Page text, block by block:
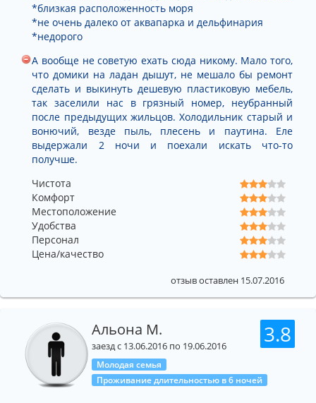
*близкая расположенность моря
*не очень далеко от аквапарка и дельфинария
*недорого
А вообще не советую ехать сюда никому. Мало того,
что домики на ладан дышут, не мешало бы ремонт
сделать и выкинуть дешевую пластиковую мебель,
так заселили нас в грязный номер, неубранный
после предыдущих жильцов. Холодильник старый и
вонючий, везде пыль, плесень и паутина. Еле
выдержали 2 ночи и поехали искать что-то
получше.
Чистота
Комфорт
Местоположение
Удобства
Персонал
Цена/качество
отзыв оставлен 15.07.2016
3.8
Альона М.
заезд с 13.06.2016 по 19.06.2016
Молодая семья
Проживание длительностью в 6 ночей